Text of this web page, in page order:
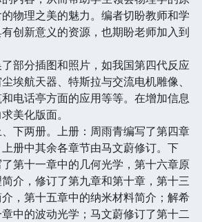
物理之美的魅力。编者切盼教师和学
创新意义的资源，也期盼老师加入到
分插图和照片，如我国第四代反应
埃航天器、特斯拉与交流电机雕像、
电话亭方面的应用等等。在增加信息
美化版面。
两册。上册：周雨青编写了第四章
册中其余各章节由马文蔚修订。下
第十一章中的几何光学，第十六章原
介，修订了第九章和第十章，第十三
，第十五章中的纳米材料简介；解希
中的波动光学；马文蔚修订了第十二